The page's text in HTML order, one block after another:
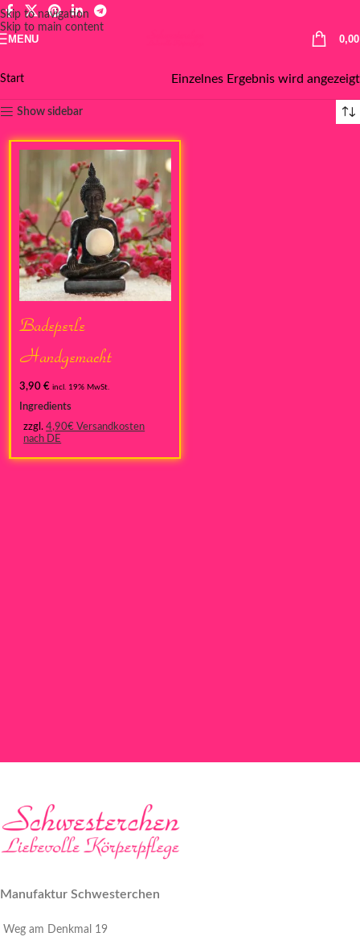
Skip to navigation
Skip to main content
MENU
Start Einzelnes Ergebnis wird angezeigt
Show sidebar
Badeperle
Handgemacht
3,90€ incl. 19% MwSt.
Ingredients
zzgl.4,90€ Versandkosten
nach DE
Manufaktur Schwesterchen
Weg am Denkmal 19